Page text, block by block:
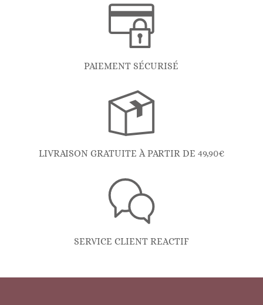
PAIEMENT SÉCURISÉ
LIVRAISON GRATUITE À PARTIR DE 49,90€
SERVICE CLIENT REACTIF